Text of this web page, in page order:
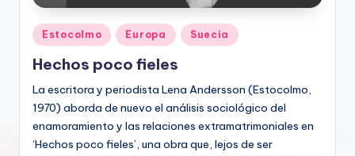
Publicado
en
Estocolmo Europa Suecia
Hechos poco fieles
La escritora y periodista Lena Andersson (Estocolmo,
1970) aborda de nuevo el análisis sociológico del
enamoramiento y las relaciones extramatrimoniales en
‘Hechos poco fieles’, una obra que, lejos de ser